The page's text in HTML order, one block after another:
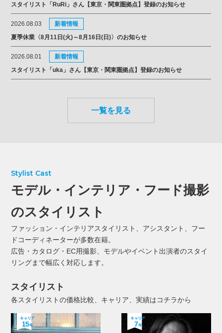
スタイリスト「RuRi」さん【東京・関東圏拠点】登録のお知らせ
2026.08.03
新着情報
夏季休業〈8月11日(火)～8月16日(日)〉のお知らせ
2026.08.01
新着情報
スタイリスト「uka」さん【東京・関東圏拠点】登録のお知らせ
一覧を見る
Stylist Cast
モデル・インテリア・フード撮影
のスタイリスト
ファッション・インテリアスタイリスト、アシスタント、フー
ドコーディネーターが多数在籍。
広告・カタログ・EC用撮影、モデルやイベント出演者のスタイ
リングまで幅広く対応します。
スタイリスト
各スタイリストの価格比較、キャリア、実績はコチラから
キャリア
15年
キャリア
7年